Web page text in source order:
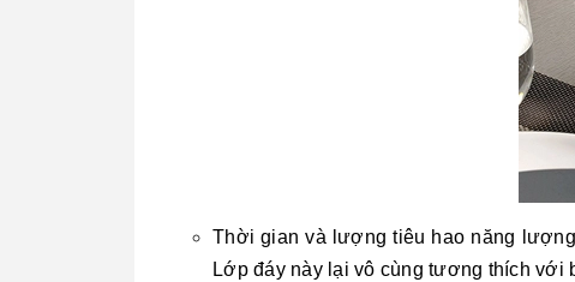
Thời gian và lượng tiêu hao năng
Lớp đáy này lại vô cùng tương thích với